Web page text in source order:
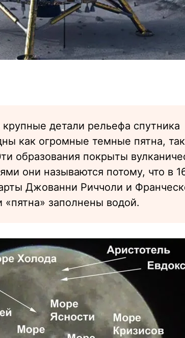
детали рельефа спутника
как огромные темные пятна,
образования покрыты
они называются потому, что в
Джованни Риччоли и
«пятна» заполнены водой.